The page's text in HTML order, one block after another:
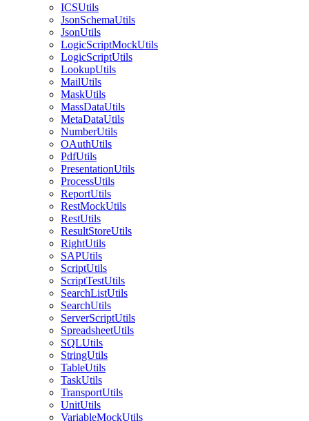
ICSUtils
JsonSchemaUtils
JsonUtils
LogicScriptMockUtils
LogicScriptUtils
LookupUtils
MailUtils
MaskUtils
MassDataUtils
MetaDataUtils
NumberUtils
OAuthUtils
PdfUtils
PresentationUtils
ProcessUtils
ReportUtils
RestMockUtils
RestUtils
ResultStoreUtils
RightUtils
SAPUtils
ScriptUtils
ScriptTestUtils
SearchListUtils
SearchUtils
ServerScriptUtils
SpreadsheetUtils
SQLUtils
StringUtils
TableUtils
TaskUtils
TransportUtils
UnitUtils
VariableMockUtils